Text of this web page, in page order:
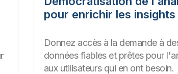
pour enrichir les insights
Donnez accès à la demande à
données fiables et prêtes pour
aux utilisateurs qui en ont besoin.